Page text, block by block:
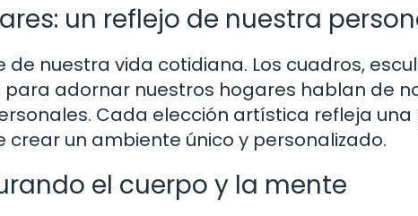
un reflejo de nuestra
nuestra vida cotidiana. Los cuadros,
adornar nuestros hogares hablan de
Cada elección artística refleja
un ambiente único y personalizado.
el cuerpo y la mente